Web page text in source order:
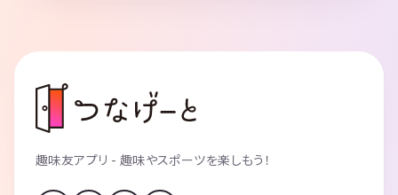
趣味友アプリ - 趣味やスポーツを楽しもう！